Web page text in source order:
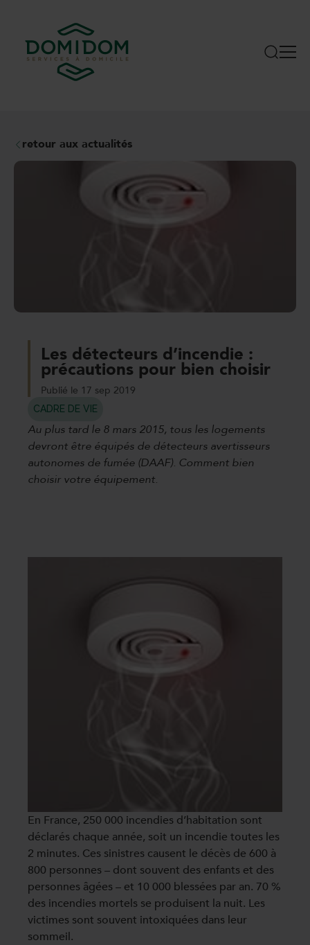
retour aux actualités
Les détecteurs d’incendie :
précautions pour bien choisir
Publié le 17 sep 2019
CADRE DE VIE
Au plus tard le 8 mars 2015, tous les logements
devront être équipés de détecteurs avertisseurs
autonomes de fumée (DAAF). Comment bien
choisir votre équipement.
En France, 250 000 incendies d’habitation sont
déclarés chaque année, soit un incendie toutes les
2 minutes. Ces sinistres causent le décès de 600 à
800 personnes – dont souvent des enfants et des
personnes âgées – et 10 000 blessées par an. 70 %
des incendies mortels se produisent la nuit. Les
victimes sont souvent intoxiquées dans leur
sommeil.